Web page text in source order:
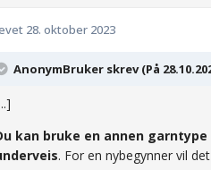
28. oktober 2023
AnonymBruker skrev (På
kan bruke en annen
. For en nybegynner vil